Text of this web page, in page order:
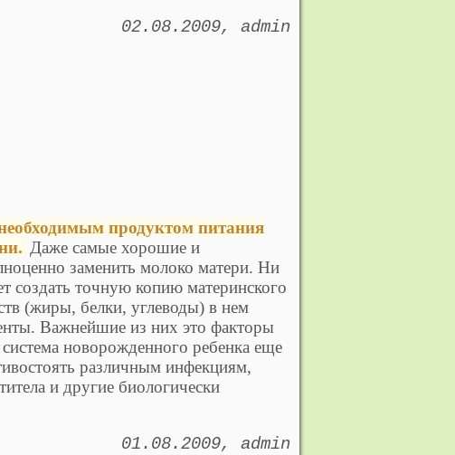
02.08.2009 admin
продуктом питания
Даже самые хорошие и
заменить молоко матери. Ни
создать точную копию материнского
(жиры, белки, углеводы) в нем
Важнейшие из них это факторы
новорожденного ребенка еще
различным инфекциям,
и другие биологически
01.08.2009 admin